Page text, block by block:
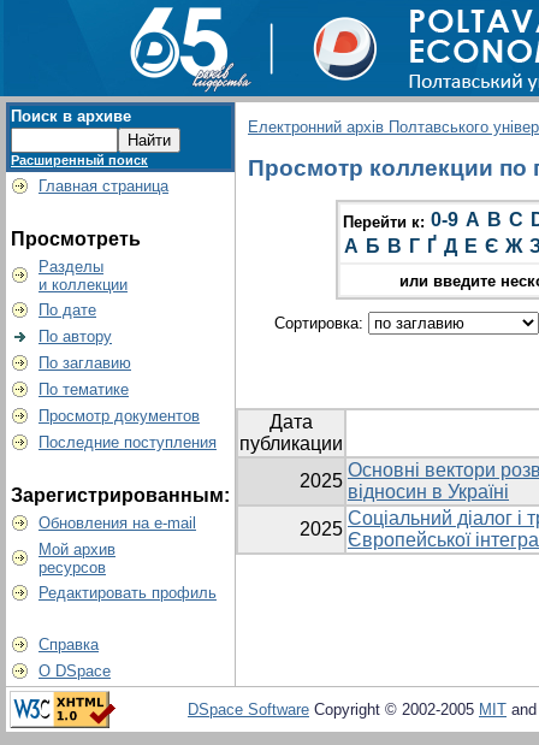
Поиск в архиве
Расширенный поиск
Главная страница
Просмотреть
Разделы
и коллекции
По дате
По автору
По заглавию
По тематике
Просмотр документов
Последние поступления
Зарегистрированным:
Обновления на e-mail
Мой архив
ресурсов
Редактировать профиль
Справка
О DSpace
Електронний архів Полтавського
Просмотр коллекции по
Перейти к: 0-9 A B C
А Б В Г Ґ Д Е Є Ж
или введите
Сортировка:
Дата
публикации
2025
Основні вектори
відносин в Україні
2025
Соціальний діалог і
Європейської
DSpace Software Copyright © 2002-2005 MIT